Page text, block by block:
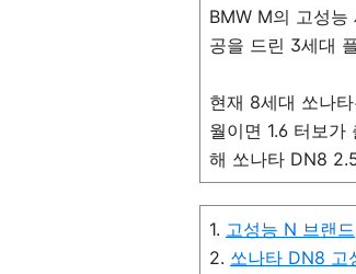
BMW M의 고성능
공을 드린 3세대
현재 8세대 쏘나
월이면 1.6 터보
해 쏘나타 DN8
1. 고성능 N 브랜드
2. 쏘나타 DN8 고